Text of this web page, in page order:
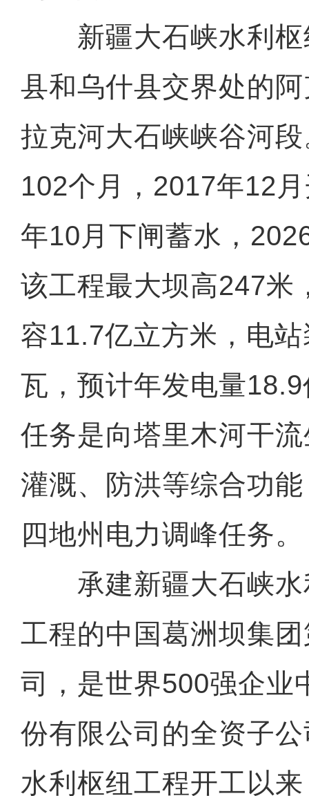
新疆大石峡水利枢
县和乌什县交界处的
拉克河大石峡峡谷河
102个月，2017年12
年10月下闸蓄水，
该工程最大坝高247米
容11.7亿立方米，电
瓦，预计年发电量
任务是向塔里木河干
灌溉、防洪等综合功
四地州电力调峰任务。
承建新疆大石峡水
工程的中国葛洲坝集
司，是世界500强企业
份有限公司的全资子
水利枢纽工程开工以